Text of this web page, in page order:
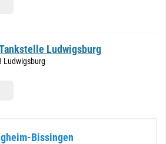
Ludwigsburg
Ludwigsburg
Bissingen